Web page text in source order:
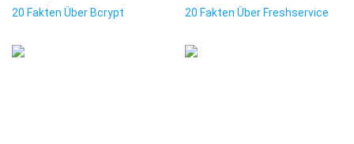
20 Fakten Über Bcrypt 20 Fakten Über Freshservice